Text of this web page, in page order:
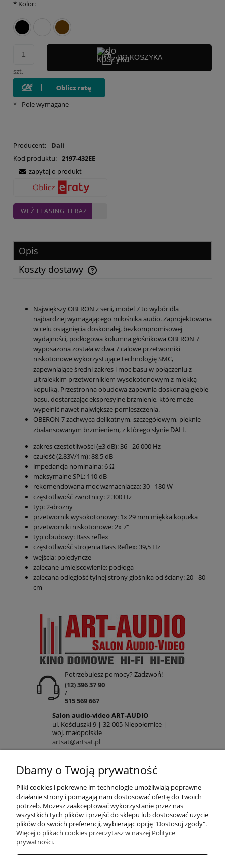
* Kolor:
szt.
DO KOSZYKA
*- Pole wymagane
Producent:
Dali
Kod produktu: 2197-432EE
zapytaj o produkt
WEŹ LEASING TERAZ
Opis
Koszty dostawy
Cena nie zawiera ewentualnych kosztów płatności
Największy OBERON z serii, model 7 to wybór dla
najbardziej wymagającego miłośnika audio. Zaprojektowana
w celu osiągnięcia doskonałej, bezkompromisowej
wydajności, podłogowa kolumna głośnikowa OBERON 7
wyposażona została w dwa 7 calowe przetworniki
niskotonowe wykorzystujące technologię SMC,
zapewniające średni zakres i moc basu w połączeniu z
ultralekkim przetwornikiem wysokotonowym z miękką
kopułką. Przestronna obudowa zapewnia doskonałą głębię
basu, dostarczając ekspresyjne brzmienie, które może
wypełnić nawet największe pomieszczenia.
OBERON 7 zachwyca delikatnym, szczegółowym, pięknie
zbalansowanym brzmieniem, z którego słynie DALI.
zakres częstotliwości (±3 dB): 36 - 26 000 Hz
czułość (2,83V/1m): 88,5 dB
impedancja nominalna: 6 Ω
maksymalne SPL: 110 dB
rekomendowana moc wzmacniacza: 30 - 180 W
częstotliwość zwrotnicy: 2 300 Hz
typ: 2-drożny
przetwornik wysokotonowy: 1x 29 mm miękka kopułka
przetworniki niskotonowe: 2x 7"
typ obudowy: Bass reflex
częstotliwość strojenia Bass Reflex: 39,5 Hz
wejścia: pojedyncze
zalecane umiejscowienie: podłoga
zalecana odległość tylnej strony głośnika od ściany: 20 - 80
cm
Potrzebujesz pomocy? Zadzwoń!
(12) 396 37 90
/
515 569 667
Salon audio-video ART-AUDIO
ul. Kościuszki 9 | 32-005 Niepołomice |
woj. małopolskie
artsat@artsat.pl
NIP: 6782225502 | REGON: 120645712
POMOC
MOJE KONTO
Dbamy o Twoją prywatność
Pliki cookies i pokrewne im technologie umożliwiają poprawne
działanie strony i pomagają nam dostosować ofertę do Twoich
potrzeb. Możesz zaakceptować wykorzystanie przez nas
wszystkich tych plików i przejść do sklepu lub dostosować użycie
plików do swoich preferencji, wybierając opcję "Dostosuj zgody".
Więcej o plikach cookies przeczytasz w naszej Polityce
prywatności.